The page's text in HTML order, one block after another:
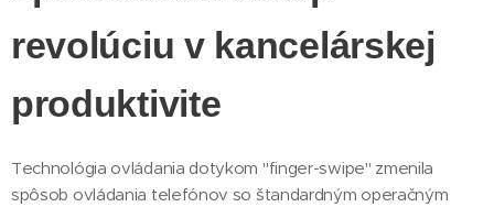
revolúciu v kancelárskej
produktivite
Technológia ovládania dotykom "finger-swipe" zmenila
spôsob ovládania telefónov so štandardným operačným